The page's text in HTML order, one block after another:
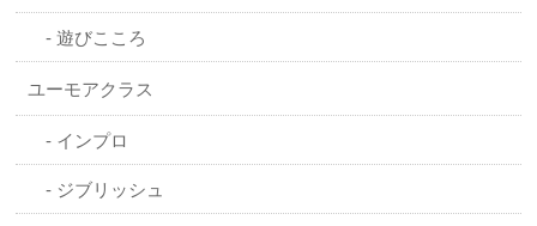
遊びこころ
ユーモアクラス
インプロ
ジブリッシュ